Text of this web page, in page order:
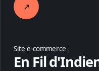
↗
Site e-commerce
En Fil